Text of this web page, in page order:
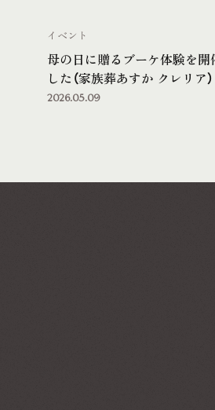
母の日に贈るブーケ体験を開
した（家族葬あすか クレリア）
イベント
2026.05.09